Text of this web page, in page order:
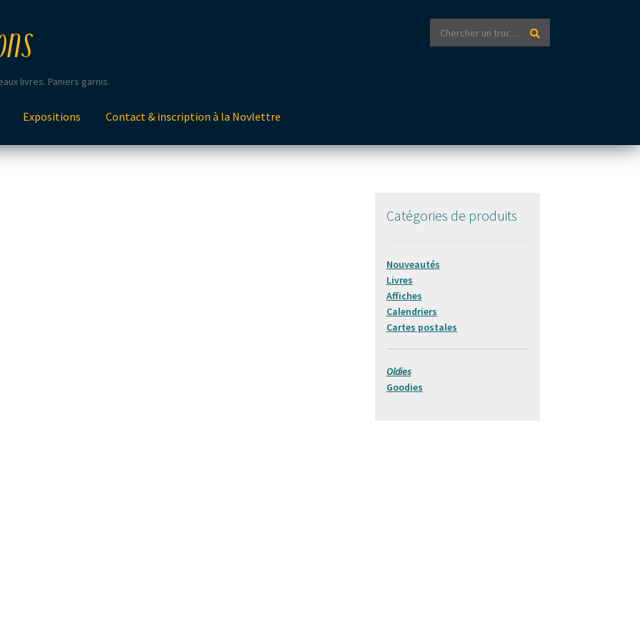
livres. Paniers garnis.
Expositions Contact & inscription à la Novlettre
Catégories de produits
Nouveautés
Livres
Affiches
Calendriers
Cartes postales
Oldies
Goodies